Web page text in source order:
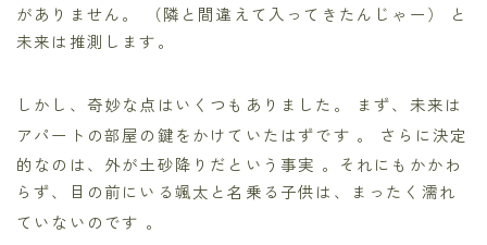
がありません。 （隣と間違えて入ってきたんじゃー）
と
未来は推測します。
しかし、奇妙な点はいくつもありました。 まず、未来は
アパートの部屋の鍵をかけていたはずです 。 さらに決定
的なのは、外が土砂降りだという事実 。それにもかかわ
らず、目の前にいる颯太と名乗る子供は、まったく濡れ
ていないのです 。